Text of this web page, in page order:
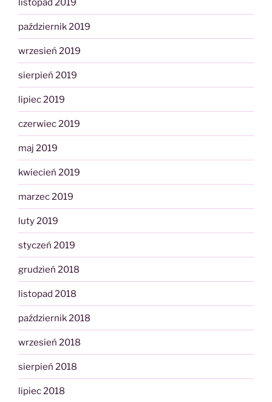
listopad 2019
październik 2019
wrzesień 2019
sierpień 2019
lipiec 2019
czerwiec 2019
maj 2019
kwiecień 2019
marzec 2019
luty 2019
styczeń 2019
grudzień 2018
listopad 2018
październik 2018
wrzesień 2018
sierpień 2018
lipiec 2018